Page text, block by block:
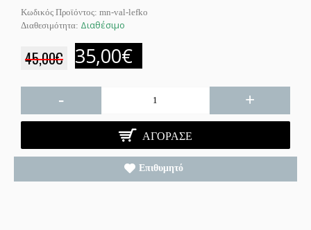
Κωδικός Προϊόντος: mn-val-lefko
Διαθεσιμότητα: Διαθέσιμο
45,00€ 35,00€
- +
ΑΓΌΡΑΣΕ
Επιθυμητό